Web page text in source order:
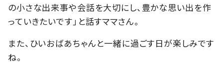
の小さな出来事や会話を大切にし、豊かな思い出を作
っていきたいです」と話すママさん。
また、ひいおばあちゃんと一緒に過ごす日が楽しみです
ね。